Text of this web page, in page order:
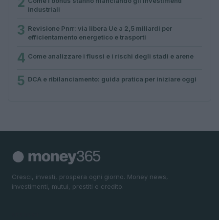
industriali
3 Revisione Pnrr: via libera Ue a 2,5 miliardi per
efficientamento energetico e trasporti
4 Come analizzare i flussi e i rischi degli stadi e arene
5 DCA e ribilanciamento: guida pratica per iniziare oggi
Cresci, investi, prospera ogni giorno. Money news,
investimenti, mutui, prestiti e credito.